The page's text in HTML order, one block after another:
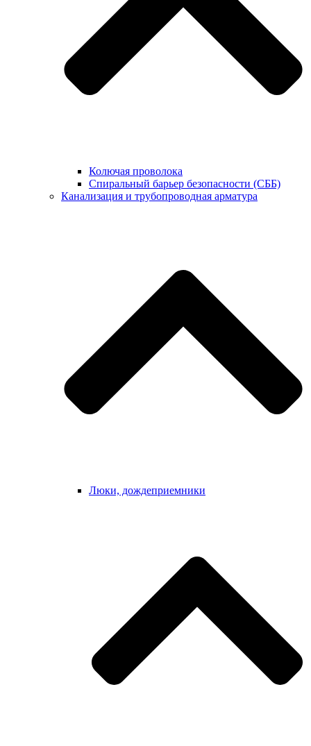
Колючая проволока
Спиральный барьер безопасности (СББ)
Канализация и трубопроводная арматура
Люки, дождеприемники